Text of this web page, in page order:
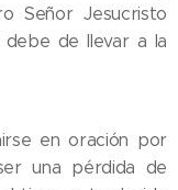
Señor Jesucristo
debe de llevar a la
en oración por
una pérdida de